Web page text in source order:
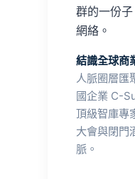
群的一份
網絡。
結識全球商
人脈圈層匯
國企業 C-
頂級智庫專
大會與閉門
脈。